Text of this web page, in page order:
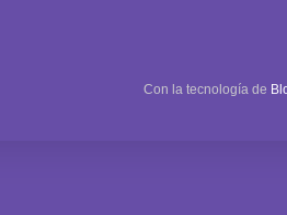
Con la tecnología de